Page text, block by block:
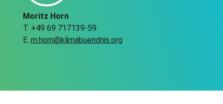
Moritz Horn
T. +49 69 717139-59
E. m.horn@klimabuendnis.org